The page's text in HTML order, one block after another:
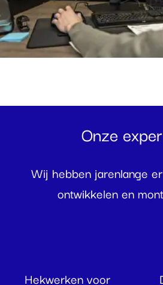
Onze
Wij hebben jarenlange
ontwikkelen en
Hekwerken voor